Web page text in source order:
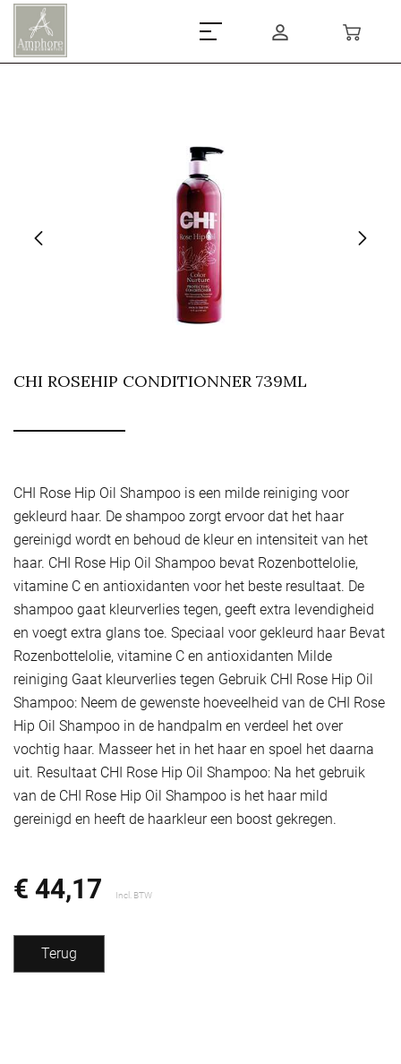
CHI ROSEHIP CONDITIONNER 739ML
CHI Rose Hip Oil Shampoo is een milde reiniging voor
gekleurd haar. De shampoo zorgt ervoor dat het haar
gereinigd wordt en behoud de kleur en intensiteit van het
haar. CHI Rose Hip Oil Shampoo bevat Rozenbottelolie,
vitamine C en antioxidanten voor het beste resultaat. De
shampoo gaat kleurverlies tegen, geeft extra levendigheid
en voegt extra glans toe. Speciaal voor gekleurd haar Bevat
Rozenbottelolie, vitamine C en antioxidanten Milde
reiniging Gaat kleurverlies tegen Gebruik CHI Rose Hip Oil
Shampoo: Neem de gewenste hoeveelheid van de CHI Rose
Hip Oil Shampoo in de handpalm en verdeel het over
vochtig haar. Masseer het in het haar en spoel het daarna
uit. Resultaat CHI Rose Hip Oil Shampoo: Na het gebruik
van de CHI Rose Hip Oil Shampoo is het haar mild
gereinigd en heeft de haarkleur een boost gekregen.
€ 44,17 Incl. BTW
Terug